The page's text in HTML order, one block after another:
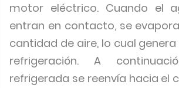
motor eléctrico. Cuando el
entran en contacto, se
cantidad de aire, lo cual
refrigeración. A
refrigerada se reenvía hacia el